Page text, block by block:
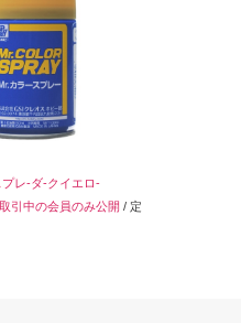
レ-ダ-クイエロ-
取引中の会員のみ公開 / 定